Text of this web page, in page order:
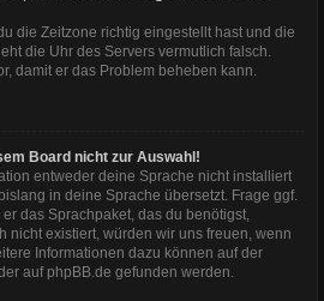
die Zeitzone richtig eingestellt hast und die
die Uhr des Servers vermutlich falsch.
damit er das Problem beheben kann.
Board nicht zur Auswahl!
entweder deine Sprache nicht installiert
in deine Sprache übersetzt. Frage ggf.
das Sprachpaket, das du benötigst,
nicht existiert, würden wir uns freuen, wenn
Informationen dazu können auf der
auf phpBB.de gefunden werden.